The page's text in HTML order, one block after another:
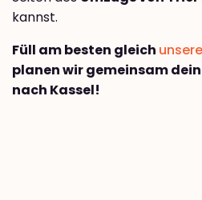
kannst.
Füll am besten gleich
planen wir gemeinsam
nach Kassel!